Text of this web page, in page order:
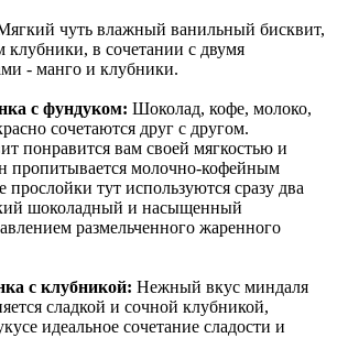
чуть влажный ванильный бисквит,
в сочетании с двумя
- манго и клубники.
с фундуком: Шоколад, кофе, молоко,
сочетаются друг с другом.
понравится вам своей мягкостью и
пропитывается молочно-кофейным
прослойки тут используются сразу два
шоколадный и насыщенный
размельченного жаренного
с клубникой: Нежный вкус миндаля
сладкой и сочной клубникой,
идеальное сочетание сладости и